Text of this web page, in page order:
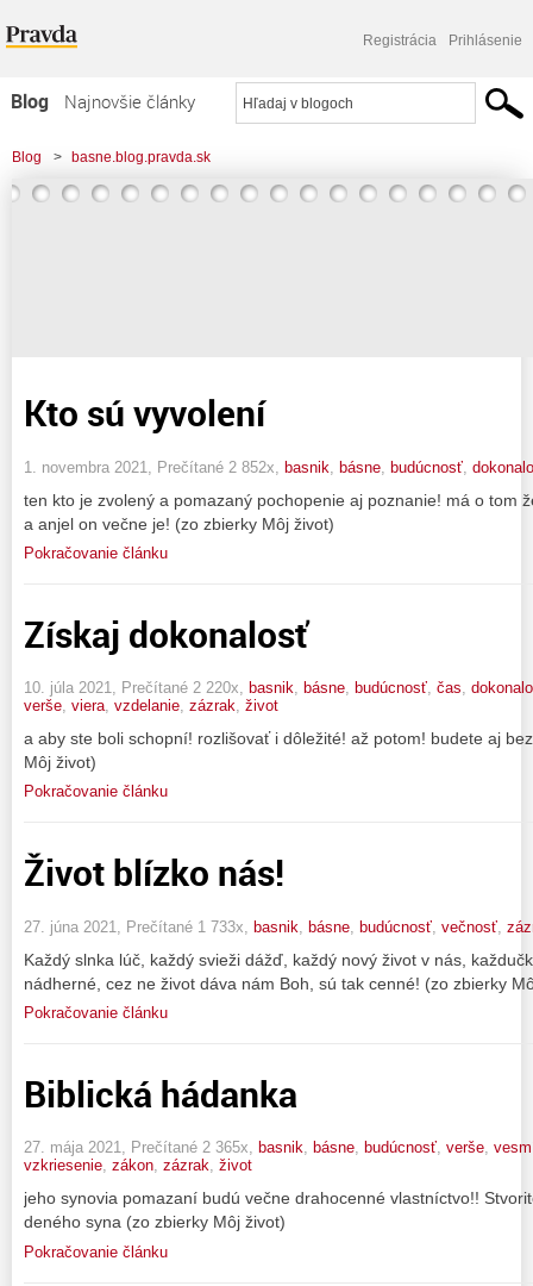
Registrácia Prihlásenie
Blog
Najnovšie články
Najčítanejšie články
Najkomentovanejšie články
Blog > basne.blog.pravda.sk
Kto sú vyvolení
1. novembra 2021, Prečítané 2 852x, basnik básne budúcnosť
ten kto je zvolený a pomazaný pochopenie aj poznanie! má o tom
a anjel on večne je! (zo zbierky Môj život)
Pokračovanie článku
Získaj dokonalosť
10. júla 2021, Prečítané 2 220x, basnik, básne, budúcnosť, čas,
verše, viera, vzdelanie, zázrak, život
a aby ste boli schopní! rozlišovať i dôležité! až potom! budete aj
Môj život)
Pokračovanie článku
Život blízko nás!
27. júna 2021, Prečítané 1 733x, basnik básne budúcnosť večnosť
Každý slnka lúč, každý svieži dážď, každý nový život v nás,
nádherné, cez ne život dáva nám Boh, sú tak cenné! (zo zbierky
Pokračovanie článku
Biblická hádanka
27. mája 2021, Prečítané 2 365x, basnik, básne, budúcnosť, verše,
vzkriesenie, zákon, zázrak, život
jeho synovia pomazaní budú večne drahocenné vlastníctvo!!
deného syna (zo zbierky Môj život)
Pokračovanie článku